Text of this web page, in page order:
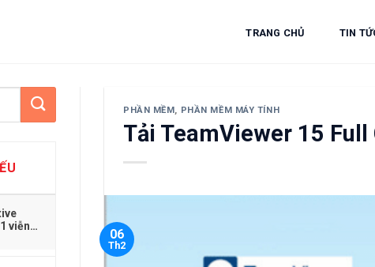
TRANG CHỦ TIN
viễn
PHẦN MỀM, PHẦN MỀM MÁY TÍNH
Tải TeamViewer 15
06
Th2